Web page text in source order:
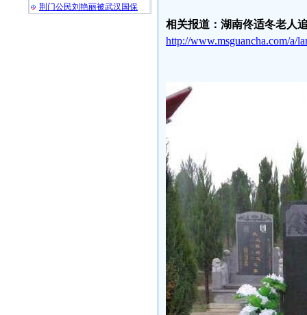
荆门公民刘艳丽被武汉国保
相关报道：湖南佟适冬老人
http://www.msguancha.com/a/